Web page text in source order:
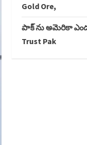
Gold Ore,
పాక్ ను అమెరికా
Trust Pak